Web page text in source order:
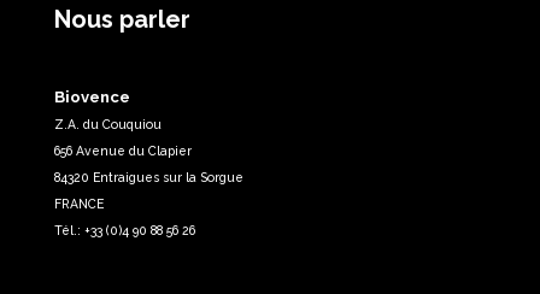
Nous parler
Biovence
Z.A. du Couquiou
656 Avenue du Clapier
84320 Entraigues sur la Sorgue
FRANCE
Tél.: +33 (0)4 90 88 56 26